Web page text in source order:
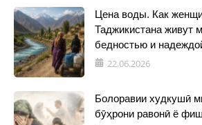
Цена воды. Как
Таджикистана живут
бедностью и
22.06.2026
Болоравии худкушӣ
бӯҳрони равонӣ ё